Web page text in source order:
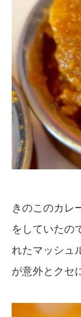
きのこのカレ
をしていたの
れたマッシュ
が意外とクセ